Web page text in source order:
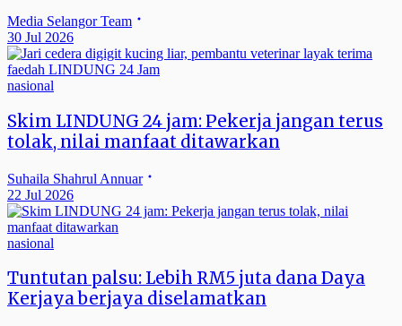
Media Selangor Team
30 Jul 2026
nasional
Skim LINDUNG 24 jam: Pekerja jangan terus
tolak, nilai manfaat ditawarkan
Suhaila Shahrul Annuar
22 Jul 2026
nasional
Tuntutan palsu: Lebih RM5 juta dana Daya
Kerjaya berjaya diselamatkan